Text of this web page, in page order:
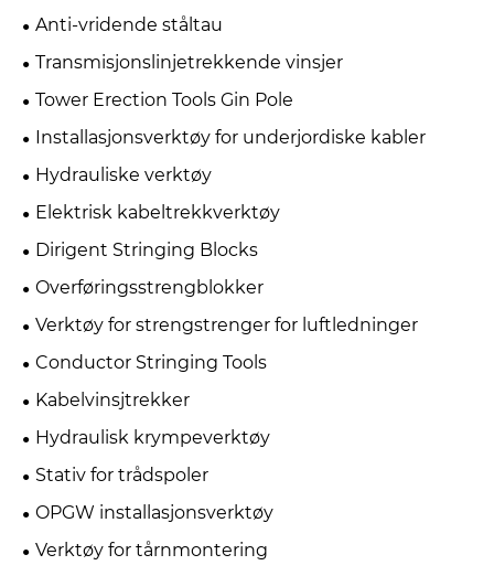
Anti-vridende ståltau
Transmisjonslinjetrekkende vinsjer
Tower Erection Tools Gin Pole
Installasjonsverktøy for underjordiske kabler
Hydrauliske verktøy
Elektrisk kabeltrekkverktøy
Dirigent Stringing Blocks
Overføringsstrengblokker
Verktøy for strengstrenger for luftledninger
Conductor Stringing Tools
Kabelvinsjtrekker
Hydraulisk krympeverktøy
Stativ for trådspoler
OPGW installasjonsverktøy
Verktøy for tårnmontering